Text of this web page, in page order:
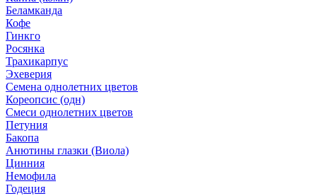
Беламканда
Кофе
Гинкго
Росянка
Трахикарпус
Эхеверия
Семена однолетних цветов
Кореопсис (одн)
Смеси однолетних цветов
Петуния
Бакопа
Анютины глазки (Виола)
Цинния
Немофила
Годеция